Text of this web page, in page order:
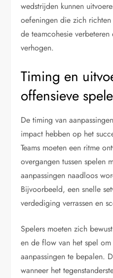
wedstrijden kunnen
oefeningen die zich
de teamcohesie
verhogen.
Timing en
offensieve
De timing van
impact hebben op het
Teams moeten een ritme
overgangen tussen spelen
aanpassingen naadloos
Bijvoorbeeld, een snelle
verdediging verrassen en
Spelers moeten zich
en de flow van het spel
aanpassingen te bepalen.
wanneer het